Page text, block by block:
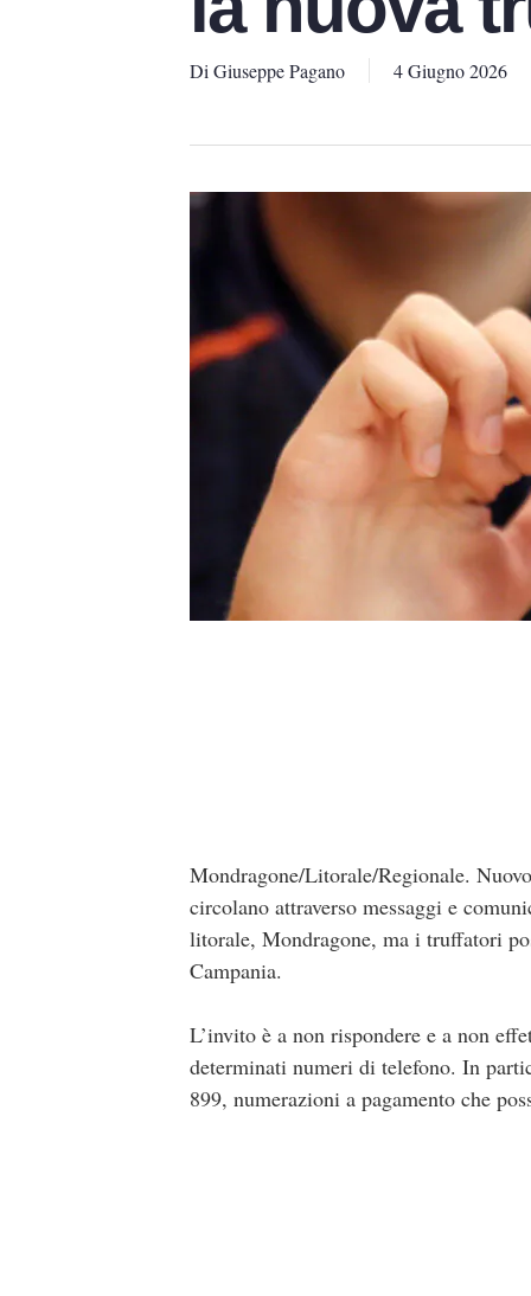
Di Giuseppe Pagano 4 Giugno 2026
Mondragone/Litorale/Regionale.
circolano attraverso messaggi e
litorale, Mondragone, ma i truffatori
Campania.
L’invito è a non rispondere e a non
determinati numeri di telefono. In
899, numerazioni a pagamento che